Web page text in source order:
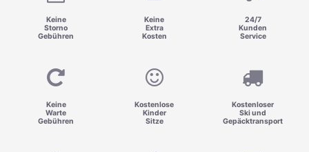
Keine
Storno
Gebühren
Keine
Extra
Kosten
24/7
Kunden
Service
Keine
Warte
Gebühren
Kostenlose
Kinder
Sitze
Kostenloser
Ski und
Gepäcktransport